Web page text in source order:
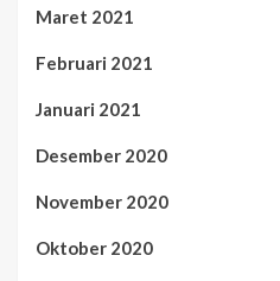
Maret 2021
Februari 2021
Januari 2021
Desember 2020
November 2020
Oktober 2020